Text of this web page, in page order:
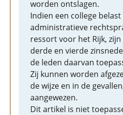
worden ontslagen.
Indien een college
administratieve
ressort voor het Rijk,
derde en vierde
de leden daarvan
Zij kunnen worden
de wijze en in de
aangewezen.
Dit artikel is niet